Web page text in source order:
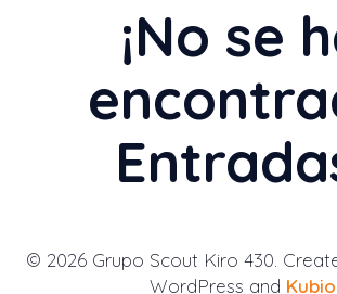
¡No se
© 2026 Grupo Scout Kiro 430.
WordPress and Kubio